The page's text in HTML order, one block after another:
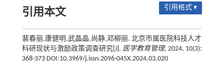
引用本文 引用格式 ▾
裴春丽,康健明,武晶晶,尚静,邓柳丽. 北京市属医院科技人才
科研现状与激励政策调查研究[J]. 医学教育管理, 2024, 10(3):
368-373 DOI:10.3969/j.issn.2096-045X.2024.03.020